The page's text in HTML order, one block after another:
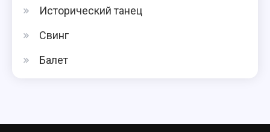
Исторический танец
Свинг
Балет